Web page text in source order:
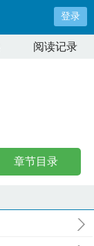
登录
阅读记录
章节目录